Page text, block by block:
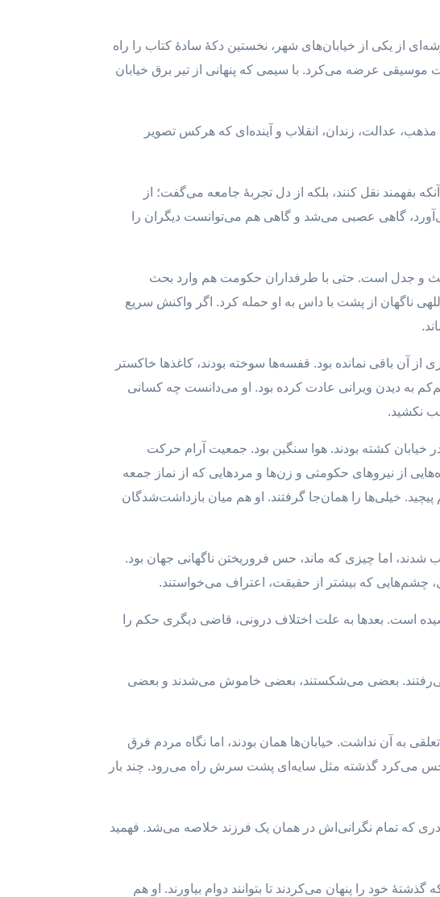
از یکی از خیابان‌های شهر، نخستین دکهٔ سادهٔ کتاب را راه
عرضه می‌کرد. با سیمی که پنهانی از تیر برق خیابان
عدالت، زندان، انقلاب و آینده‌ای که هرکس تصویر
بفهمند نقل کنند، بلکه از دل تجربهٔ جامعه می‌گفت؛ از
گاهی عصبی می‌شد و گاهی هم می‌توانست دیگران را
و جدل است. حتی با طرفداران حکومت هم وارد بحث
ناگهان از پشت با داس به او حمله کرد. اگر واکنش سریع
آن باقی نمانده بود. قفسه‌ها سوخته بودند، کاغذها خاکستر
به دیدن ویرانی عادت کرده بود. او می‌دانست چه کسانی
نکشید.
کشته بودند. هوا سنگین بود. جمعیت آرام حرکت
از نیروهای حکومتی و زن‌ها و مردهایی که از نماز جمعه
خیلی‌ها را همان‌جا گرفتند. او هم میان بازداشت‌شدگان
اما چیزی که ماند، حس فروریختن ناگهانی جهان بود.
چشم‌هایی که بیشتر از حقیقت، اعتراف می‌خواستند.
است. بعدها به علت اختلاف درونی، قاضی دیگری حکم را
و می‌رفتند. بعضی می‌شکستند، بعضی خاموش می‌شدند و بعضی
به آن نداشت. خیابان‌ها همان بودند، اما نگاه مردم فرق
حس می‌کرد گذشته مثل سایه‌ای پشت سرش راه می‌رود. چند بار
که تمام نگرانی‌اش در همان یک فرزند خلاصه می‌شد. فهمید
خود را پنهان می‌کردند تا بتوانند دوام بیاورند. او هم